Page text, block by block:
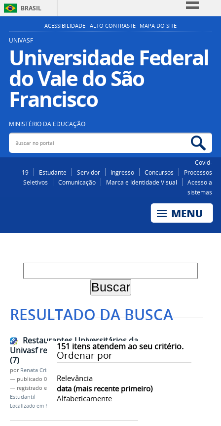
BRASIL
Simplifique!
Participe
Acesso à informação
Legislação
ACESSIBILIDADE ALTO CONTRASTE MAPA DO SITE
UNIVASF
Universidade Federal
do Vale do São
Francisco
MINISTÉRIO DA EDUCAÇÃO
Buscar no portal
Covid-
19
Estudante Servidor Ingresso Concursos
Processos
Seletivos
Comunicação Marca e Identidade Visual
Acesso a
sistemas
RESULTADO DA BUSCA
151 itens atendem ao seu critério.
Ordenar por
Relevância
data (mais recente primeiro)
Alfabeticamente
Restaurantes Universitários da
Univasf reabrem na segunda-feira
(7)
por Renata Cristina de Sá Barreto Freitas
— publicado 03/04/2025
— registrado em:
RUs,Proae,Assistência
Estudantil
Localizado em Notícias